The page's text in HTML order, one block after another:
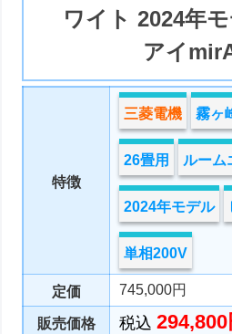
ワイト 2024年
アイ
特徴
三菱電機 霧ヶ
26畳用 ルーム
2024年モデル
単相200V
定価 745,000円
販売価格 税込294,800